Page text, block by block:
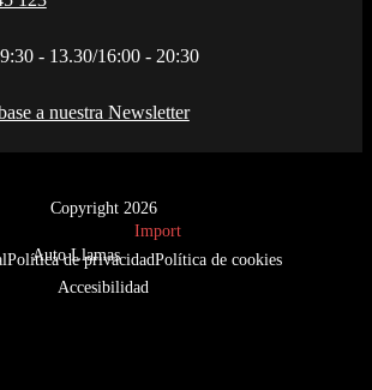
- 13.30/16:00 - 20:30
a nuestra Newsletter
Copyright 2026
Auto Llamas
Import
Política de privacidadPolítica de cookies
Accesibilidad